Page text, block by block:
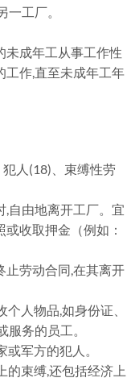
工厂。
未成年工从事工作性
工作,直至未成年工年
人(18)、束缚性劳
自由地离开工厂。宜
收取押金（例如：
止劳动合同,在其离开
人物品,如身份证、
务的员工。
军方的犯人。
的束缚,还包括经济上